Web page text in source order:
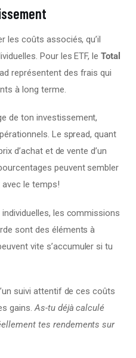
les coûts associés, qu’il
Pour les ETF, le Total
représentent des frais qui
à long terme.
de ton investissement,
Le spread, quant
d’achat et de vente d’un
peuvent sembler
avec le temps!
les commissions
sont des éléments à
vite s’accumuler si tu
suivi attentif de ces coûts
gains. As-tu déjà calculé
tes rendements sur